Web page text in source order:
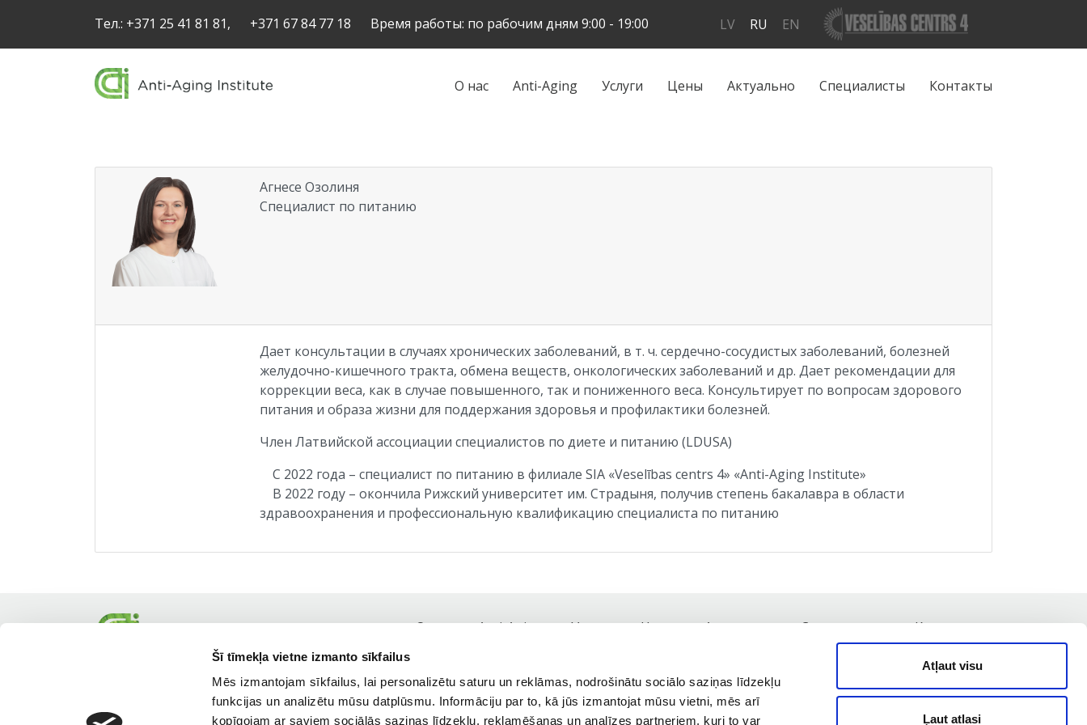
Šī tīmekļa vietne izmanto sīkfailus
Mēs izmantojam sīkfailus, lai personalizētu saturu un reklāmas, nodrošinātu sociālo saziņas līdzekļu
funkcijas un analizētu mūsu datplūsmu. Informāciju par to, kā jūs izmantojat mūsu vietni, mēs arī
kopīgojam ar saviem sociālās saziņas līdzekļu, reklamēšanas un analīzes partneriem, kuri to var
Atļaut visu
Ļaut atlasi
to
main
Тел.: +371 25 41 81 81, +371 67 84 77 18 Время работы: по рабочим дням 9:00 - 19:00 LV RU EN
Galvenā
О нас Anti-Aging Услуги Цены Актуально Специалисты Контакты
Агнесе Озолиня
Специалист по питанию
Дает консультации в случаях хронических заболеваний, в т. ч. сердечно-сосудистых заболеваний, болезней
желудочно-кишечного тракта, обмена веществ, онкологических заболеваний и др. Дает рекомендации для
коррекции веса, как в случае повышенного, так и пониженного веса. Консультирует по вопросам здорового
питания и образа жизни для поддержания здоровья и профилактики болезней.
Член Латвийской ассоциации специалистов по диете и питанию (LDUSA)
С 2022 года – специалист по питанию в филиале SIA «Veselības centrs 4» «Anti-Aging Institute»
В 2022 году – окончила Рижский университет им. Страдыня, получив степень бакалавра в области
здравоохранения и профессиональную квалификацию специалиста по питанию
navigation
О нас Anti-Aging Услуги Цены Актуально Специалисты Контакты
Tel.:+371 25 41 81 81, +371 67 84 77 18
Время работы: по рабочим дням 9:00 - 19:00